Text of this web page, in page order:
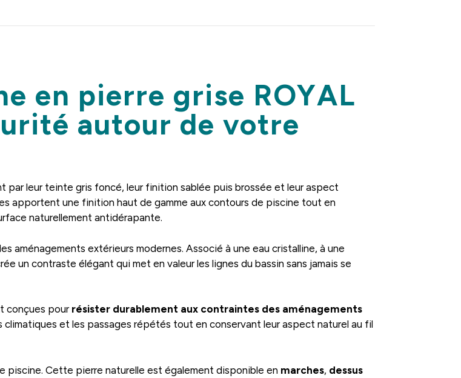
en pierre grise ROYAL
autour de votre
par leur teinte gris foncé, leur finition sablée puis brossée et leur aspect
apportent une finition haut de gamme aux contours de piscine tout en
naturellement antidérapante.
aménagements extérieurs modernes. Associé à une eau cristalline, à une
un contraste élégant qui met en valeur les lignes du bassin sans jamais se
conçues pour résister durablement aux contraintes des aménagements
et les passages répétés tout en conservant leur aspect naturel au fil
piscine. Cette pierre naturelle est également disponible en marches, dessus